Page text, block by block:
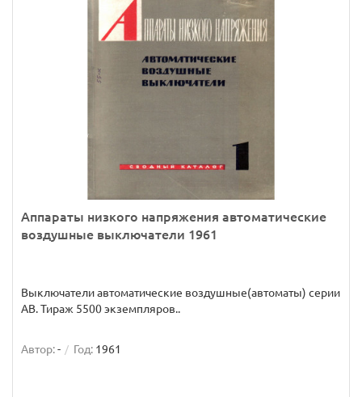
Аппараты низкого напряжения автоматические
воздушные выключатели 1961
Выключатели автоматические воздушные(автоматы) серии
АВ. Тираж 5500 экземпляров..
Автор:- Год: 1961